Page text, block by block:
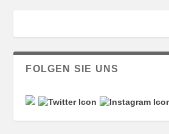
FOLGEN SIE UNS